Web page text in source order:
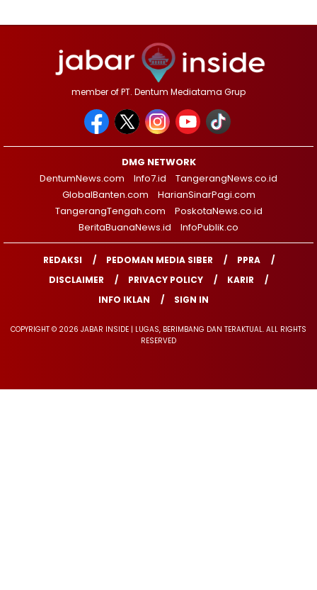
member of PT. Dentum Mediatama Grup
DMG NETWORK
DentumNews.com
Info7.id
TangerangNews.co.id
GlobalBanten.com
HarianSinarPagi.com
TangerangTengah.com
PoskotaNews.co.id
BeritaBuanaNews.id
InfoPublik.co
REDAKSI PEDOMAN MEDIA SIBER
PPRA
DISCLAIMER
PRIVACY POLICY
KARIR
INFO IKLAN
SIGN IN
COPYRIGHT © 2026 JABAR INSIDE | LUGAS, BERIMBANG DAN TERAKTUAL. ALL RIGHTS
RESERVED